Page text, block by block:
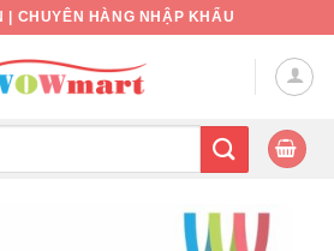
| CHUYÊN HÀNG NHẬP KHẨU